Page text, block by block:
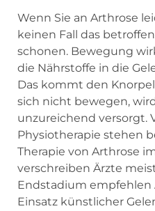
Wenn Sie an Arthrose
keinen Fall das
schonen. Bewegung
die Nährstoffe in die
Das kommt den
sich nicht bewegen,
unzureichend versorgt.
Physiotherapie stehen
Therapie von Arthrose
verschreiben Ärzte
Endstadium empfehlen
Einsatz künstlicher